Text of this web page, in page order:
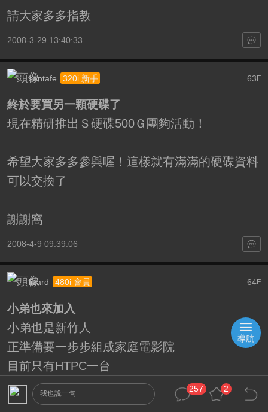
請大家多多指教
2008-3-29 13:40:33
63F
santafe 320i 新手
終於要買另一顆硬碟了
現在精研推出Ｓ硬碟500Ｇ團夠活動！
希望大家多多參與喔！這樣就有滿滿的硬碟資料
可以交換了
謝謝窩
2008-4-9 09:39:06
64F
lizard 480i 會員
小弟也來加入
小弟也是新竹人
正準備要一步步組成家庭電影院
目前只有HTPC一台
2008-4-16 13:02:45
我也說一句
257 2
導航